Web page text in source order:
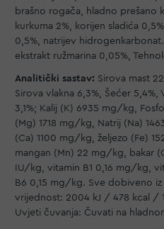
brašno rogača, hladno prešano
kurkuma 2%, korijen sladića
0,5%, natrijev
ekstrakt ružmarina 0,05%,
Analitički sastav: Sirova mast
Sirova vlakna 6,3%, Šećer
3,1%; Kalij (K) 6935 mg/kg,
(Mg) 1718 mg/kg, Natrij (Na)
(Ca) 1100 mg/kg, željezo (Fe)
mangan (Mn) 22 mg/kg, bakar
IU/kg, vitamin B1 0,16 mg/kg,
B6 0,15 mg/kg. Sve dobiveno iz
vrijednost: 2004 kJ / 478 kcal /
Uvjeti čuvanja: Čuvati na